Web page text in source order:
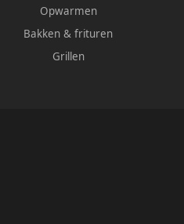
Opwarmen
Bakken & frituren
Grillen